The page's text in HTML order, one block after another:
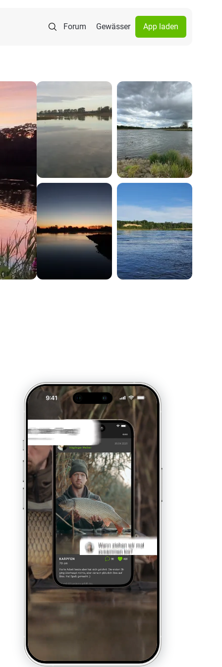
Forum Gewässer App laden